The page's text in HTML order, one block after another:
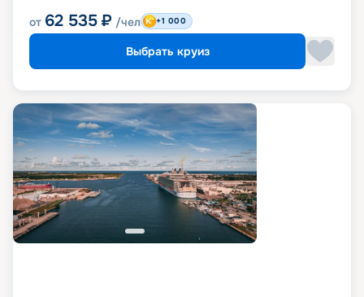
от 62 535 ₽ /чел +1 000
Выбрать круиз